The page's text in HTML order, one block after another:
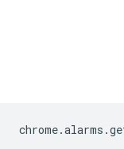
chrome.alarms .